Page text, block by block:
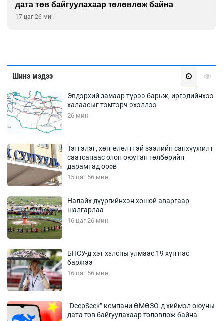
дата төв байгуулахаар төлөвлөж байна
17 цаг 26 мин
Шинэ мэдээ
Эвдэрхий замаар түрээ барьж, иргэдийнхээ
халаасыг тэмтэрч эхэллээ
26 мин
Тэтгэлэг, хөнгөлөлттэй зээлийн санхүүжилт
саатсанаас олон оюутан төлбөрийн
дарамтад оров
15 цаг 56 мин
Налайх дүүргийнхэн хошой аваргаар
шалгарлаа
16 цаг 26 мин
БНСУ-д хэт халсны улмаас 19 хүн нас
баржээ
16 цаг 56 мин
“DeepSeek” компани ӨМӨЗО-д хиймэл оюуны
дата төв байгуулахаар төлөвлөж байна